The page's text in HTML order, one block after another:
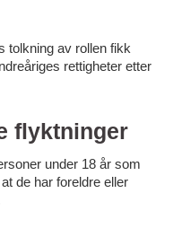
tolkning av rollen fikk
rettigheter etter
flyktninger
under 18 år som
de har foreldre eller